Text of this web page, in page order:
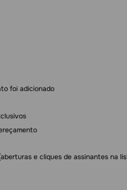
foi adicionado
e cliques de assinantes na